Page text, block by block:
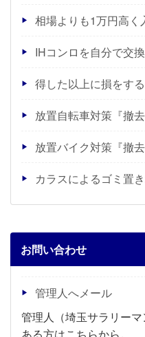
相場よりも1万円高く
IHコンロを自分で交
得した以上に損をす
放置自転車対策『撤去
放置バイク対策『撤去
カラスによるゴミ置
お問い合わせ
管理人へメール
管理人（埼玉サラリー
ある方はこちらから。